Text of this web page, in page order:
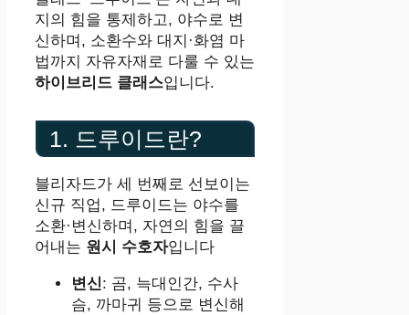
지의 힘을 통제하고, 야수로 변
신하며, 소환수와 대지·화염 마
법까지 자유자재로 다룰 수 있는
하이브리드 클래스입니다.
1. 드루이드란?
블리자드가 세 번째로 선보이는
신규 직업, 드루이드는 야수를
소환·변신하며, 자연의 힘을 끌
어내는 원시 수호자입니다
변신: 곰, 늑대인간, 수사
슴, 까마귀 등으로 변신해